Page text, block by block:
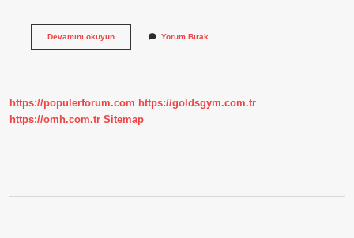
Devamını okuyunTemerrüt
Yorum Bırak
https://populerforum.com https://goldsgym.com.tr
https://omh.com.tr Sitemap